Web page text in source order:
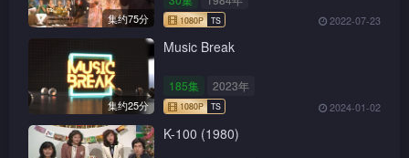
集约75分 2022-07-23
集约25分
Music Break
185集 2023年
2024-01-02
K-100 (1980)